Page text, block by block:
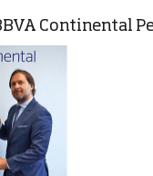
Continental